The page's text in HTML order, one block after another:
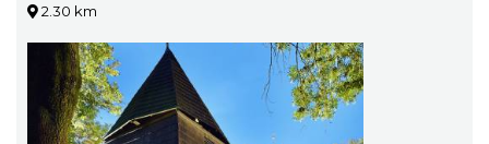
2.30 km